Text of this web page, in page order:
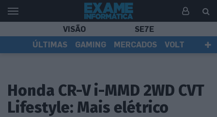
VISÃO
SE7E
ÚLTIMAS
GAMING MERCADOS
VOLT
Honda CR-V i-MMD 2WD CVT
Lifestyle: Mais elétrico